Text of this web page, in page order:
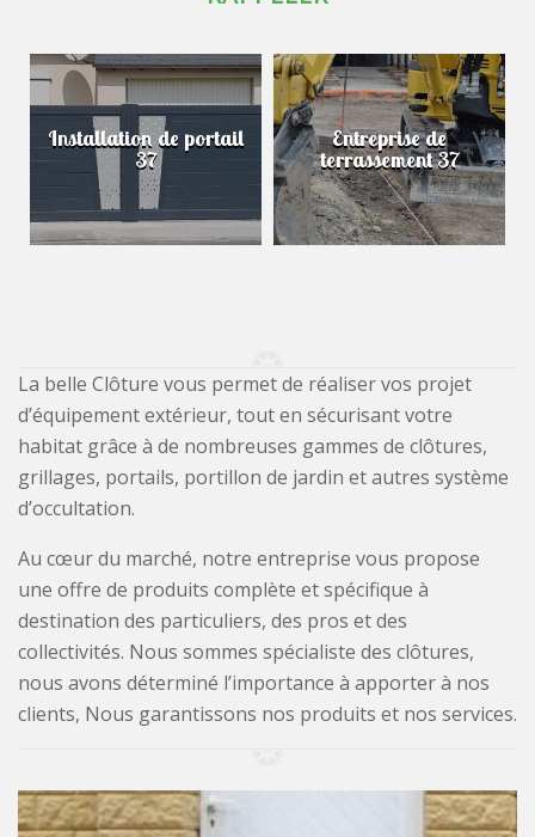
Installation de portail
37
Entreprise de
terrassement 37
La belle Clôture vous permet de réaliser vos projet
d’équipement extérieur, tout en sécurisant votre
habitat grâce à de nombreuses gammes de clôtures,
grillages, portails, portillon de jardin et autres système
d’occultation.
Au cœur du marché, notre entreprise vous propose
une offre de produits complète et spécifique à
destination des particuliers, des pros et des
collectivités. Nous sommes spécialiste des clôtures,
nous avons déterminé l’importance à apporter à nos
clients, Nous garantissons nos produits et nos services.